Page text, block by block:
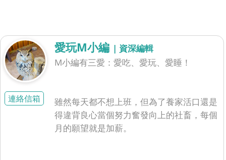
連絡信箱
愛玩M小編 | 資深編輯
M小編有三愛：愛吃、愛玩、愛睡！
雖然每天都不想上班，但為了養家活口還是
得違背良心當個努力奮發向上的社畜，每個
月的願望就是加薪。